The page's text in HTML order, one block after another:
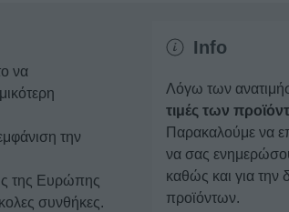
να
την
της Ευρώπης
συνθήκες.
Info
Λόγω των
τιμές των
Παρακαλούμε να
να σας
καθώς και για την
προϊόντων.